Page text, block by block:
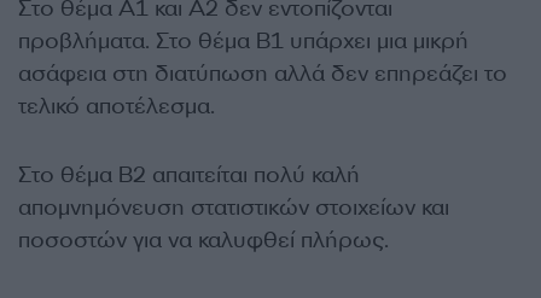
Στο θέμα Α1 και Α2 δεν εντοπίζονται
προβλήματα. Στο θέμα Β1 υπάρχει μια μικρή
ασάφεια στη διατύπωση αλλά δεν επηρεάζει το
τελικό αποτέλεσμα.
Στο θέμα Β2 απαιτείται πολύ καλή
απομνημόνευση στατιστικών στοιχείων και
ποσοστών για να καλυφθεί πλήρως.